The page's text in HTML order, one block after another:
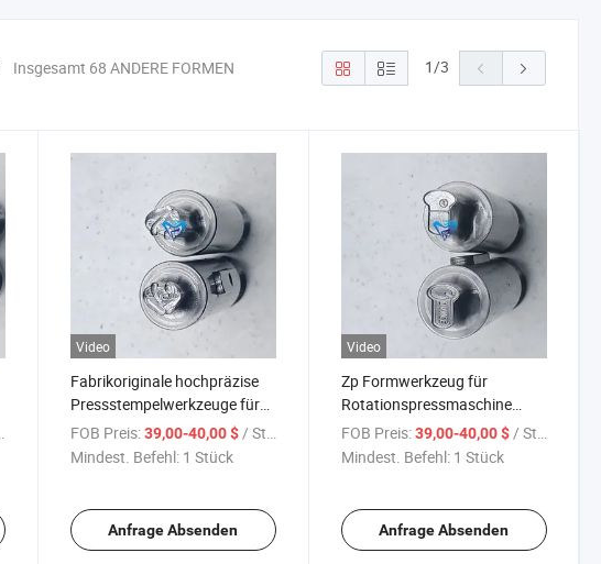
Insgesamt 68 ANDERE FORMEN
1/3
Video
Fabrikoriginale hochpräzise
Pressstempelwerkzeuge für
Rotationspressmaschinen
FOB Preis: 39,00-40,00 $/ Stück
Mindest. Befehl: 1 Stück
Anfrage Absenden
Video
Zp Formwerkzeug für
Rotationspressmaschine
Zp12/Zp10/Zp9/ Maschine
mit maßgeschneidertem Logo
FOB Preis: 39,00-40,00 $/ Stück
Mindest. Befehl: 1 Stück
Anfrage Absenden